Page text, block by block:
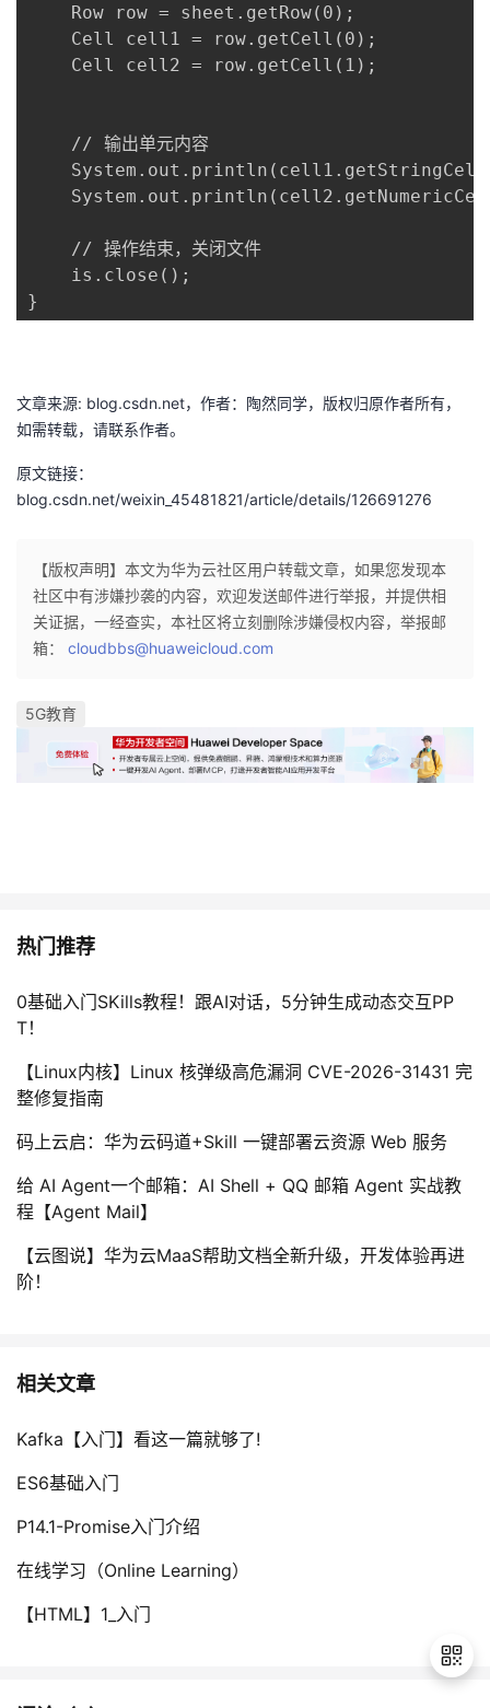
Row row = sheet.getRow(0);
Cell cell1 = row.getCell(0);
Cell cell2 = row.getCell(1);
// 输出单元内容
// 操作结束，关闭文件
is.close();
}
文章来源: blog.csdn.net，作者：陶然同学，版权归原作者所有，
如需转载，请联系作者。
原文链接：
blog.csdn.net/weixin_45481821/article/details/126691276
【版权声明】本文为华为云社区用户转载文章，如果您发现本
社区中有涉嫌抄袭的内容，欢迎发送邮件进行举报，并提供相
关证据，一经查实，本社区将立刻删除涉嫌侵权内容，举报邮
箱： cloudbbs@huaweicloud.com
5G教育
热门推荐
0基础入门SKills教程！跟AI对话，5分钟生成动态交互PP
T！
【Linux内核】Linux 核弹级高危漏洞 CVE-2026-31431 完
整修复指南
码上云启：华为云码道+Skill 一键部署云资源 Web 服务
给 AI Agent一个邮箱：AI Shell + QQ 邮箱 Agent 实战教
程【Agent Mail】
【云图说】华为云MaaS帮助文档全新升级，开发体验再进
阶！
相关文章
Kafka【入门】看这一篇就够了!
ES6基础入门
P14.1-Promise入门介绍
在线学习（Online Learning）
【HTML】1_入门